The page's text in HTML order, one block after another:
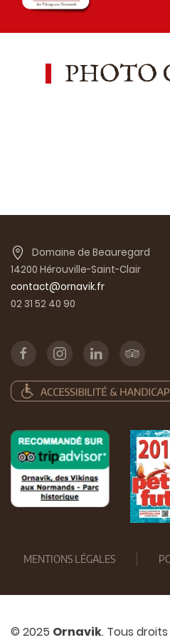
PHOTO
Domaine de Beauregard
14200 Hérouville-Saint-Clair
contact@ornavik.fr
02 31 52 40 90
MENTIONS LÉGALES
© 2025 Ornavik. Tous